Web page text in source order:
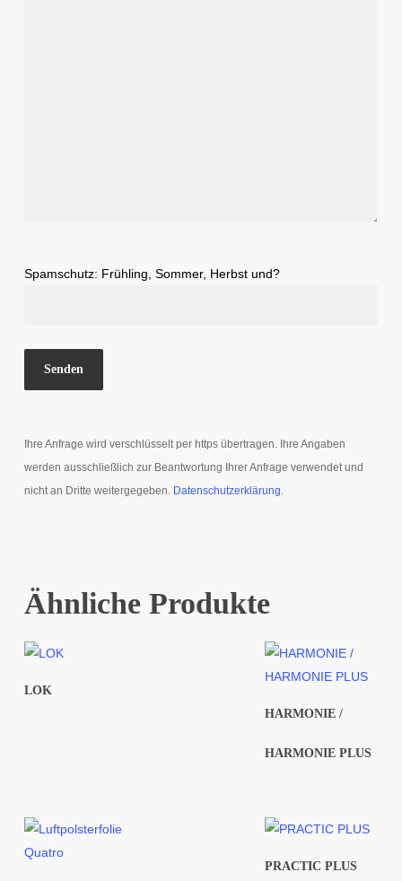
Spamschutz: Frühling, Sommer, Herbst und?
Ihre Anfrage wird verschlüsselt per https übertragen. Ihre Angaben
werden ausschließlich zur Beantwortung Ihrer Anfrage verwendet und
nicht an Dritte weitergegeben. Datenschutzerklärung.
Ähnliche Produkte
LOK
HARMONIE /
HARMONIE PLUS
PRACTIC PLUS